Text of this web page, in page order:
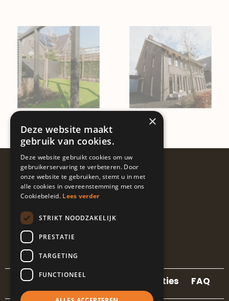
Volg ons
@guapalocaties
I
n
s
t
a
g
r
a
m
L
i
n
e
i
-
E
n
v
l
p
Contact Locaties Referenties FAQ
×
Deze website maakt
gebruik van cookies.
Deze website gebruikt cookies om uw
gebruikerservaring te verbeteren. Door
onze website te gebruiken, stemt u in met
alle cookies in overeenstemming met ons
Cookiebeleid. Lees verder
STRIKT NOODZAKELIJK
PRESTATIE
TARGETING
FUNCTIONEEL